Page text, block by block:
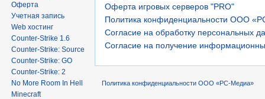
Оферта игровых серверов "PRO"
Политика конфиденциальности ООО
Согласие на обработку персональных
Согласие на получение
Оферта
Учетная запись
Web хостинг
Counter-Strike 1.6
Counter-Strike: Source
Counter-Strike: GO
Counter-Strike: 2
No More Room In Hell
Minecraft
Политика конфиденциальности ООО «РС-Медиа»